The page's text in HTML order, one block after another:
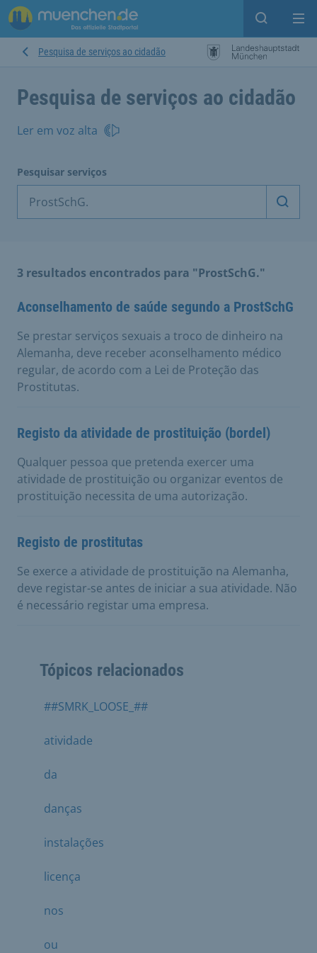
Open
Pesquisa de serviços ao cidadão
Pesquisa de serviços ao cidadão
Ler em voz alta
Pesquisar serviços
3 resultados encontrados para "ProstSchG."
Aconselhamento de saúde segundo a ProstSchG
Se prestar serviços sexuais a troco de dinheiro na
Alemanha, deve receber aconselhamento médico
regular, de acordo com a Lei de Proteção das
Prostitutas.
Registo da atividade de prostituição (bordel)
Qualquer pessoa que pretenda exercer uma
atividade de prostituição ou organizar eventos de
prostituição necessita de uma autorização.
Registo de prostitutas
Se exerce a atividade de prostituição na Alemanha,
deve registar-se antes de iniciar a sua atividade. Não
é necessário registar uma empresa.
Tópicos relacionados
##SMRK_LOOSE_##
atividade
da
danças
instalações
licença
nos
ou